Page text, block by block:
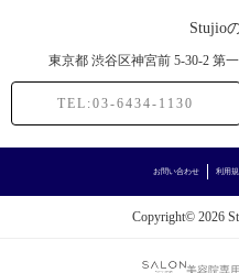
Stujio
東京都 渋谷区神宮前 5-30-2 第
TEL:03-6434-1130
お問い合わせ 利用
Copyright© 2026